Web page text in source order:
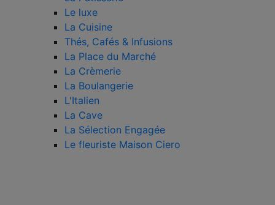
Le luxe
La Cuisine
Thés, Cafés & Infusions
La Place du Marché
La Crèmerie
La Boulangerie
L'Italien
La Cave
La Sélection Engagée
Le fleuriste Maison Ciero